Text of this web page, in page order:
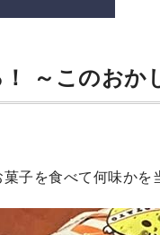
～このおか
子を食べて何味かを